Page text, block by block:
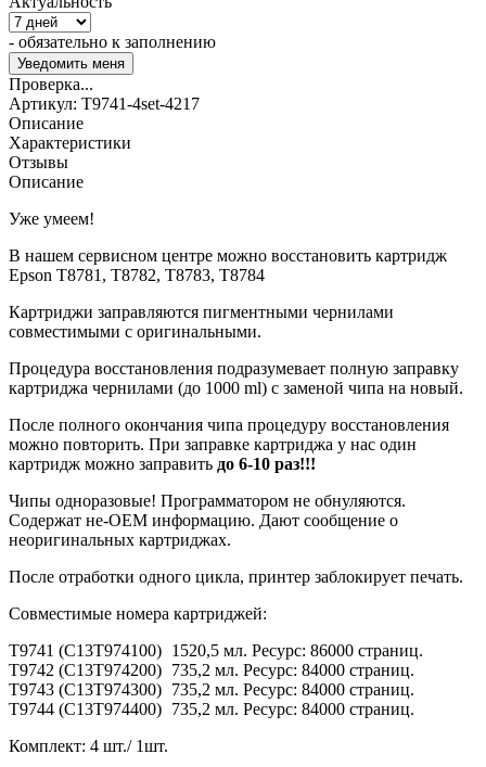
- обязательно к заполнению
Проверка...
Артикул: T9741-4set-4217
Описание
Характеристики
Отзывы
Описание
Уже умеем!
В нашем сервисном центре можно восстановить картридж
Epson T8781, T8782, T8783, T8784
Картриджи заправляются пигментными чернилами
совместимыми с оригинальными.
Процедура восстановления подразумевает полную заправку
картриджа чернилами (до 1000 ml) с заменой чипа на новый.
После полного окончания чипа процедуру восстановления
можно повторить. При заправке картриджа у нас один
картридж можно заправить до 6-10 раз!!!
Чипы одноразовые! Программатором не обнуляются.
Содержат не-OEM информацию. Дают сообщение о
неоригинальных картриджах.
После отработки одного цикла, принтер заблокирует печать.
Совместимые номера картриджей:
T9741 (C13T974100) 1520,5 мл. Ресурс: 86000 страниц.
T9742 (C13T974200) 735,2 мл. Ресурс: 84000 страниц.
T9743 (C13T974300) 735,2 мл. Ресурс: 84000 страниц.
T9744 (C13T974400) 735,2 мл. Ресурс: 84000 страниц.
Комплект: 4 шт./ 1шт.